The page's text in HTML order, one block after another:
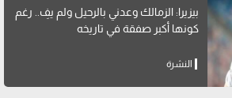
بيزيرا: الزمالك وعدني بالرحيل ولم يفِ.. رغم
كونها أكبر صفقة في تاريخه
النشرة